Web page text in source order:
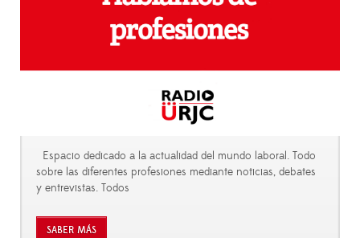
Espacio dedicado a la actualidad del mundo laboral. Todo
sobre las diferentes profesiones mediante noticias, debates
y entrevistas. Todos
SABER MÁS